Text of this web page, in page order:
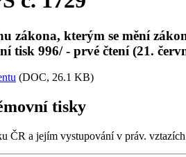
zákona, kterým se mění
tisk 996/ - prvé čtení (21.
(DOC, 26.1 KB)
tisky
ČR a jejím vystupování v práv. vztazích